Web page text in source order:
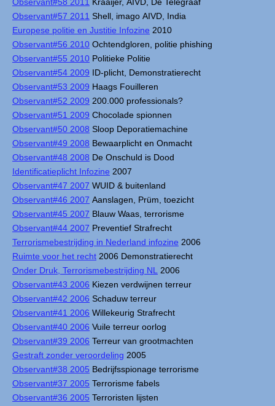
Observant#57 2011 Shell, imago AIVD, India
Europese politie en Justitie Infozine 2010
Observant#56 2010 Ochtendgloren, politie phishing
Observant#55 2010 Politieke Politie
Observant#54 2009 ID-plicht, Demonstratierecht
Observant#53 2009 Haags Fouilleren
Observant#52 2009 200.000 professionals?
Observant#51 2009 Chocolade spionnen
Observant#50 2008 Sloop Deporatiemachine
Observant#49 2008 Bewaarplicht en Onmacht
Observant#48 2008 De Onschuld is Dood
Identificatieplicht Infozine 2007
Observant#47 2007 WUID & buitenland
Observant#46 2007 Aanslagen, Prüm, toezicht
Observant#45 2007 Blauw Waas, terrorisme
Observant#44 2007 Preventief Strafrecht
Terrorismebestrijding in Nederland infozine 2006
Ruimte voor het recht 2006 Demonstratierecht
Onder Druk, Terrorismebestrijding NL
2006
Observant#43 2006 Kiezen verdwijnen terreur
Observant#42 2006 Schaduw terreur
Observant#41 2006 Willekeurig Strafrecht
Observant#40 2006 Vuile terreur oorlog
Observant#39 2006 Terreur van grootmachten
Gestraft zonder veroordeling 2005
Observant#38 2005 Bedrijfsspionage terrorisme
Observant#37 2005 Terrorisme fabels
Observant#36 2005 Terroristen lijsten